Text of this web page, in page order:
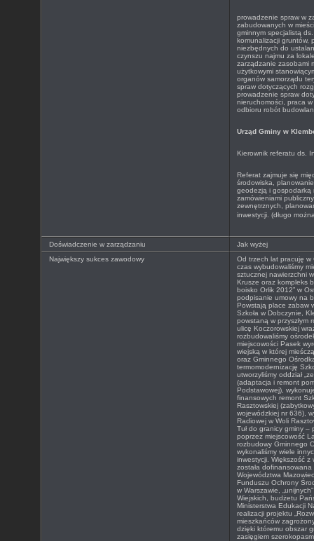
prowadzenie spraw w
zabudowanych w
gminnym specjalistą
komunalizacji gruntów,
niezbędnych do
czynszu najmu za
zarządzanie zasobami
użytkowymi
organów samorządu
spraw dotyczących
prowadzenie spraw
nieruchomości, praca
odbioru robót
Urząd Gminy w
Kierownik referatu ds.
Referat zajmuje się
środowiska,
geodezją i gospodarką
zamówieniami
zewnętrznych,
inwestycji. (długo
Doświadczenie w zarządzaniu
Jak wyżej
Największy sukces zawodowy
Od trzech lat pracuję w
czas wybudowaliśmy
sztucznej nawierzchni
Krusze oraz kompleks
boisko Orlik 2012” w
podpisanie umowy na
Powstają place zabaw
Szkoła w Dobczynie,
powstaną w przyszłym
ulicę Koczorowskiej
rozbudowaliśmy
miejscowości Pasek
wiejską w której
oraz Gminnego
termomodernizację
utworzyliśmy oddział
(adaptacja i remont
Podstawowej),
finansowych remont
Rasztowskiej
wojewódzkiej nr 636),
Radiowej w Woli
Tuł do granicy gminy –
poprzez miejscowość
rozbudowy Gminnego
wykonaliśmy wiele
inwestycji. Większość z
została
Województwa
Funduszu Ochrony
w Warszawie,
Wiejskich, budżetu
Ministerstwa Edukacji
realizacji projektu
mieszkańców
dzięki któremu obszar
zasięgiem